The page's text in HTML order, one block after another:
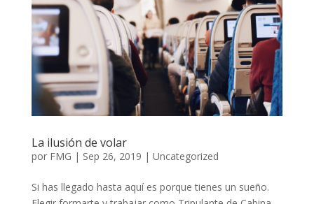
La ilusión de volar
por FMG | Sep 26, 2019 | Uncategorized
Si has llegado hasta aquí es porque tienes un sueño.